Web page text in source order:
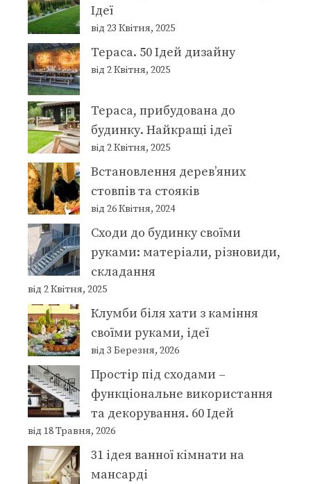
Ідеї
від 23 Квітня, 2025
Тераса. 50 Ідей дизайну
від 2 Квітня, 2025
Тераса, прибудована до
будинку. Найкращі ідеї
від 2 Квітня, 2025
Встановлення дерев’яних
стовпів та стояків
від 26 Квітня, 2024
Сходи до будинку своїми
руками: матеріали, різновиди,
складання
від 2 Квітня, 2025
Клумби біля хати з каміння
своїми руками, ідеї
від 3 Березня, 2026
Простір під сходами –
функціональне використання
та декорування. 60 Ідей
від 18 Травня, 2026
31 ідея ванної кімнати на
мансарді